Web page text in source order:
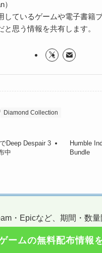
しているゲームや電子書籍
と思う情報を共有します。
Diamond Collection
Deep Despair 3
中
Humble
Bundle
・Epicなど、期間・数
ームの無料配布情報